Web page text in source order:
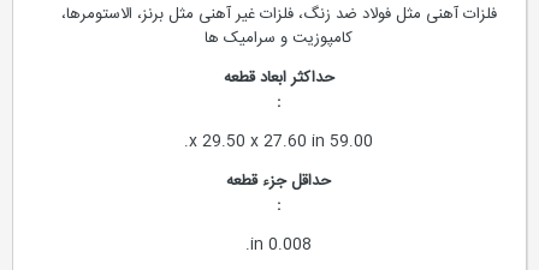
فلزات آهنی مثل فولاد ضد زنگ، فلزات غیر آهنی مثل برنز، الاستومرها،
کامپوزیت و سرامیک ها
حداکثر ابعاد قطعه
59.00 x 29.50 x 27.60 in.
حداقل جزء قطعه
0.008 in.